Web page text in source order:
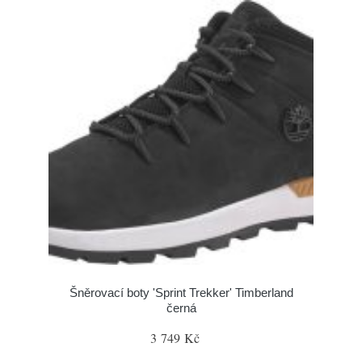
Šněrovací boty 'Sprint Trekker' Timberland
černá
3 749 Kč